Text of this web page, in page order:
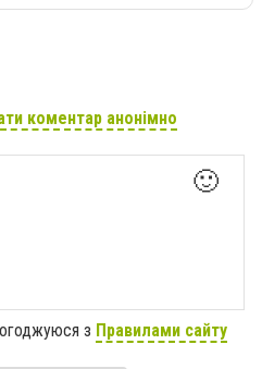
коментар анонімно
🙂
з Правилами сайту